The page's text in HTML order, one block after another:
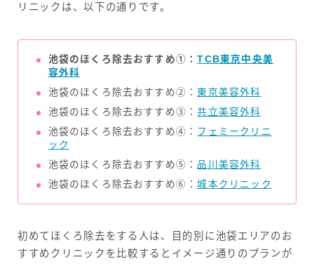
リニックは、以下の通りです。
池袋のほくろ除去おすすめ①：TCB東京中央美
容外科
池袋のほくろ除去おすすめ②： 東京美容外科
池袋のほくろ除去おすすめ③：共立美容外科
池袋のほくろ除去おすすめ④： フェミークリニ
ック
池袋のほくろ除去おすすめ⑤： 品川美容外科
池袋のほくろ除去おすすめ⑥：城本クリニック
初めてほくろ除去をする人は、目的別に池袋エリアのお
すすめクリニックを比較するとイメージ通りのプランが